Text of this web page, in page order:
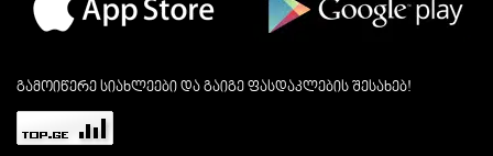
გამოიწერე სიახლეები და გაიგე ფასდაკლების შესახებ!